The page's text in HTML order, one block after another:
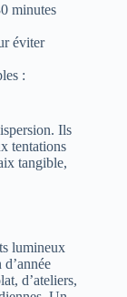
minutes
éviter
:
Ils
tentations
tangible,
lumineux
d’ateliers,